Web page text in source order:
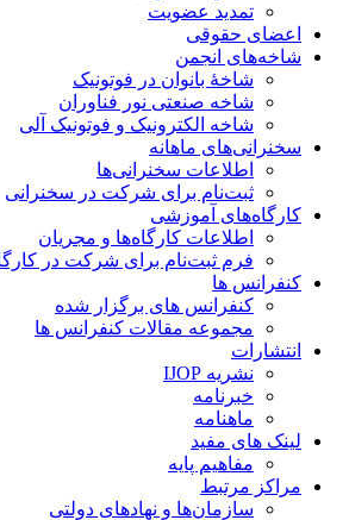
تمدید عضویت
اعضای حقوقی
شاخه‌های انجمن
شاخۀ بانوان در فوتونیک
شاخه صنعتی نور فناوران
شاخه‌ الکترونیک و فوتونیک آلی
سخنرانی‌های ماهانه
اطلاعات سخنرانی‌‌ها
ثبت‌نام برای شرکت در سخنرانی
کارگاه‌های آموزشی
اطلاعات کارگاه‌ها و مجریان
فرم ثبت‌نام برای شرکت در کارگاه
کنفرانس ها
کنفرانس های برگزار شده
مجموعه مقالات کنفرانس ها
انتشارات
نشریه IJOP
خبرنامه
ماهنامه
لینک های مفید
مفاهیم پایه
مراکز مرتبط
سازمان‌ها و نهادهای دولتی